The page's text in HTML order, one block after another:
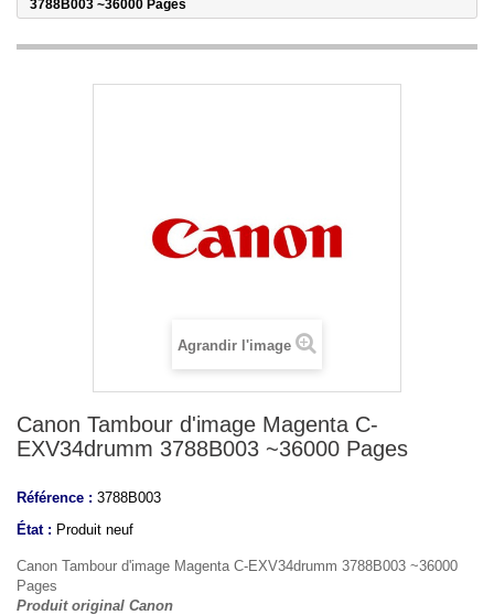
3788B003 ~36000 Pages
Agrandir l'image
Canon Tambour d'image Magenta C-
EXV34drumm 3788B003 ~36000 Pages
Référence : 3788B003
État : Produit neuf
Canon Tambour d'image Magenta C-EXV34drumm 3788B003 ~36000
Pages
Produit original Canon